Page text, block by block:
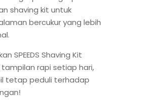
shaving kit untuk
bercukur yang lebih
SPEEDS Shaving Kit
rapi setiap hari,
tetap peduli terhadap